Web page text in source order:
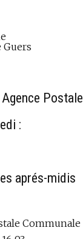
Guers
:
aprés-midis
Communale